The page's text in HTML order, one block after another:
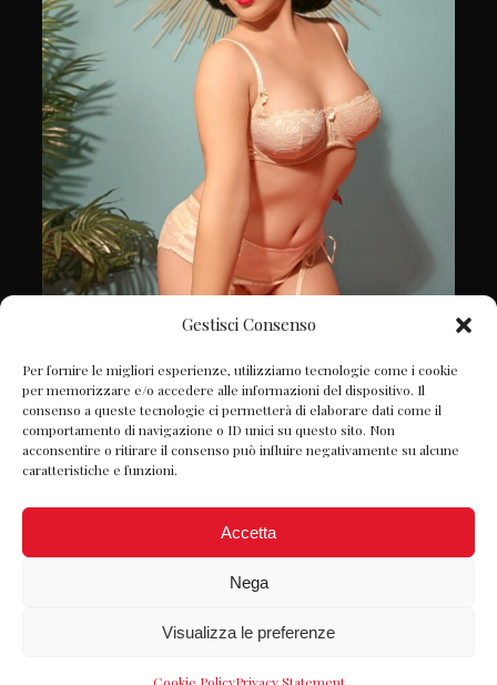
Gestisci Consenso
Per fornire le migliori esperienze, utilizziamo tecnologie come i cookie
per memorizzare e/o accedere alle informazioni del dispositivo. Il
consenso a queste tecnologie ci permetterà di elaborare dati come il
comportamento di navigazione o ID unici su questo sito. Non
acconsentire o ritirare il consenso può influire negativamente su alcune
caratteristiche e funzioni.
Accetta
Nega
Visualizza le preferenze
Follow on Instagram
© Petite Chérie 2022 P.IVA: 06980980822 -